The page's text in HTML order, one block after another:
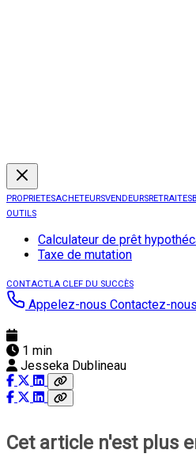
PROPRIETESACHETEURSVENDEURSRETRAITES
OUTILS
Calculateur de prêt
Taxe de mutation
CONTACTLA CLEF DU SUCCÈS
Appelez-nous Contactez-nous
1 min
Jesseka Dublineau
Cet article n'est plus